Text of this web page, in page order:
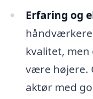
Erfaring og
kvalitet, men
være højere.
aktør med